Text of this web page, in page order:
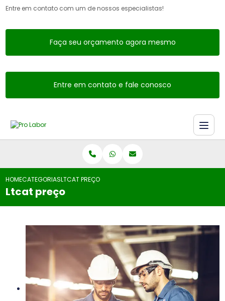
Entre em contato com um de nossos especialistas!
Faça seu orçamento agora mesmo
Entre em contato e fale conosco
HOMECATEGORIASLTCAT PREÇO
Ltcat preço